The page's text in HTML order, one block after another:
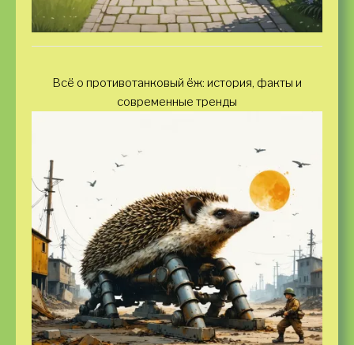
Всё о противотанковый ёж: история, факты и
современные тренды